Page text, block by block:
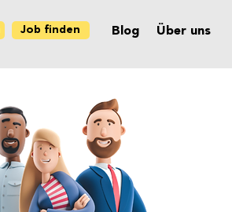
Job finden Blog Über uns